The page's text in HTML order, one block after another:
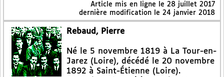
Article mis en ligne le 28 juillet 2017
dernière modification le 24 janvier 2018
Rebaud, Pierre
Né le 5 novembre 1819 à La Tour-en-
Jarez (Loire), décédé le 20 novembre
1892 à Saint-Étienne (Loire).